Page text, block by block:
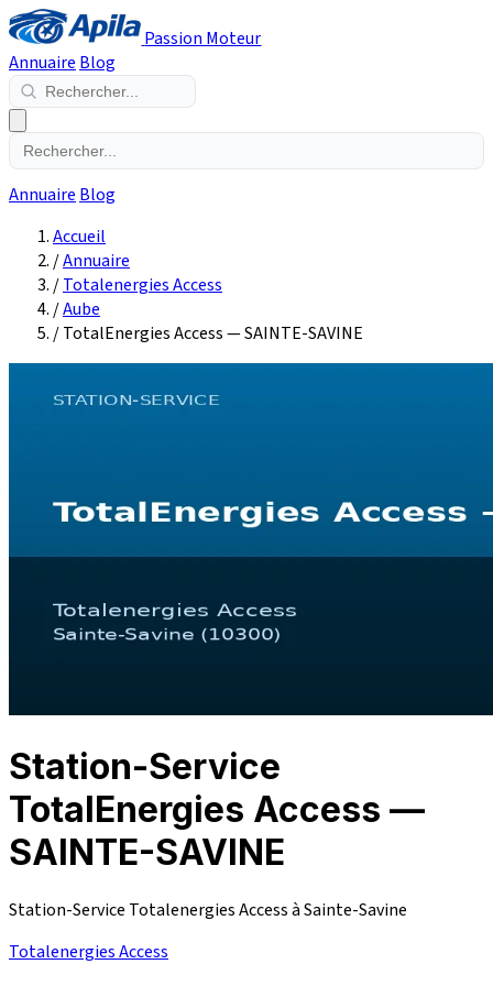
Passion Moteur
Annuaire Blog
Annuaire Blog
Accueil
/Annuaire
/Totalenergies Access
/Aube
/TotalEnergies Access — SAINTE-SAVINE
Station-Service
TotalEnergies Access —
SAINTE-SAVINE
Station-Service Totalenergies Access à Sainte-Savine
Totalenergies Access